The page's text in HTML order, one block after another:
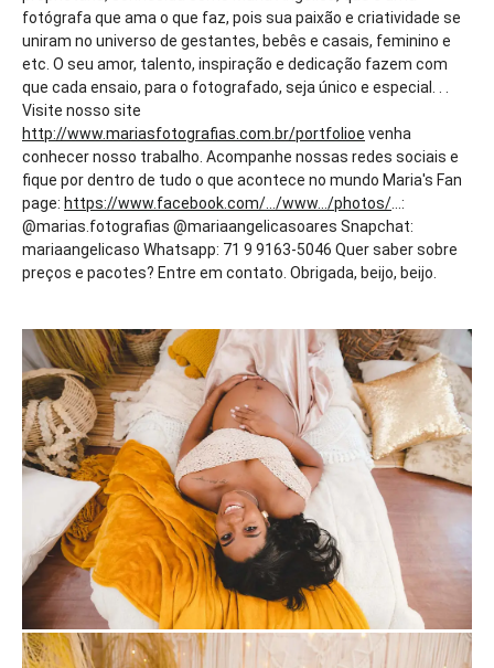
fotógrafa que ama o que faz, pois sua paixão e criatividade se
uniram no universo de gestantes, bebês e casais, feminino e
etc. O seu amor, talento, inspiração e dedicação fazem com
que cada ensaio, para o fotografado, seja único e especial. . .
Visite nosso site
http://www.mariasfotografias.com.br/portfolioe venha
conhecer nosso trabalho. Acompanhe nossas redes sociais e
fique por dentro de tudo o que acontece no mundo Maria's Fan
page: https://www.facebook.com/.../www.../photos/ ...:
@marias.fotografias @mariaangelicasoares Snapchat:
mariaangelicaso Whatsapp: 71 9 9163-5046 Quer saber sobre
preços e pacotes? Entre em contato. Obrigada, beijo, beijo.